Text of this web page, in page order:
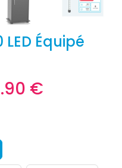
Équipé
€